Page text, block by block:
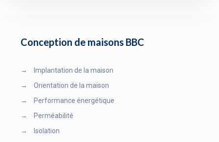
Conception de maisons BBC
→
Implantation de la maison
→
Orientation de la maison
→
Performance énergétique
→
Perméabilité
→
Isolation